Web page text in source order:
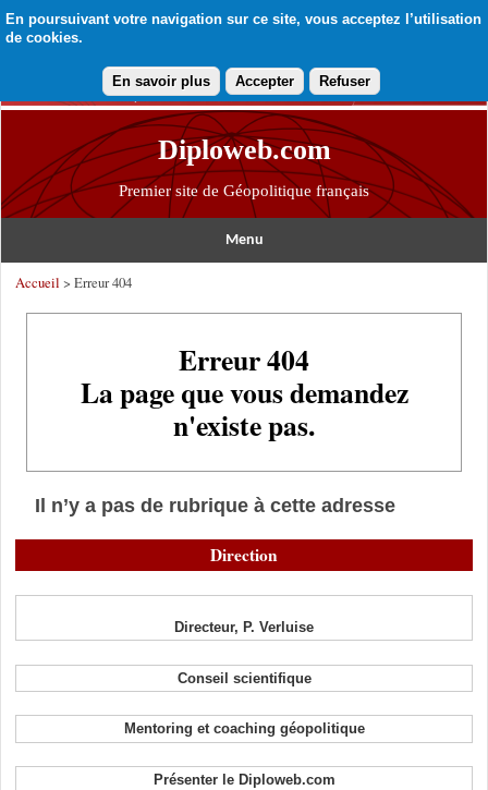
En poursuivant votre navigation sur ce site, vous acceptez l’utilisation
de cookies.
En savoir plus Accepter Refuser
Diploweb.com
Premier site de Géopolitique français
Menu
Accueil > Erreur 404
Erreur 404
La page que vous demandez
n'existe pas.
Il n’y a pas de rubrique à cette adresse
Direction
Directeur, P. Verluise
Conseil scientifique
Mentoring et coaching géopolitique
Présenter le Diploweb.com